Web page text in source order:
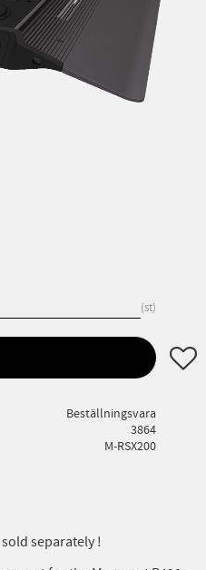
st
Lägg
Beställningsvara
3864
M-RSX200
separately !